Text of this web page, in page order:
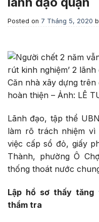
Posted on 7 Tháng 5, 2020
Căn nhà xây dựng
hoàn thiện – Ảnh: LÊ
Lãnh đạo, tập thể
làm rõ trách nhiệm vì
việc cấp sổ đỏ, giấy
Thành, phường Ô
thống thoát nước
Lập hồ sơ thấy tăng
thẩm tra